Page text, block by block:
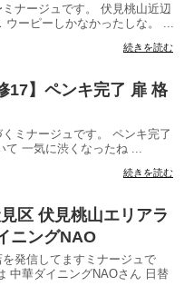
ナージュです。 伏見桃山近辺
ウーピーしかなかったしな。 ...
続きを読む
17】ペンキ完了 扉 格
ミナージュです。 ペンキ完了
一気に渋くなったね ...
続きを読む
区 伏見桃山エリアラ
ニングNAO
発信してますミナージュで
中華ダイニングNAOさん 日替